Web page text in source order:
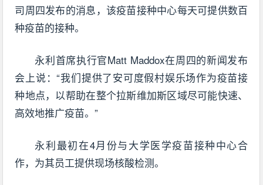
司周四发布的消息，该疫苗接种中心每天可提供数百
种疫苗的接种。
永利首席执行官Matt Maddox在周四的新闻发布
会上说：“我们提供了安可度假村娱乐场作为疫苗接
种地点，以帮助在整个拉斯维加斯区域尽可能快速、
高效地推广疫苗。”
永利最初在4月份与大学医学疫苗接种中心合
作，为其员工提供现场核酸检测。